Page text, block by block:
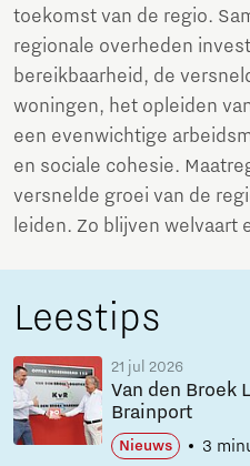
toekomst van de regio.
regionale overheden
bereikbaarheid, de
woningen, het opleiden
een evenwichtige
en sociale cohesie.
versnelde groei van de
leiden. Zo blijven welvaart
Leestips
21 jul 2026
Van den Broek
Brainport
Nieuws 3